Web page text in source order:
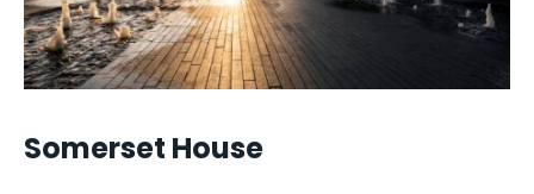
Somerset House